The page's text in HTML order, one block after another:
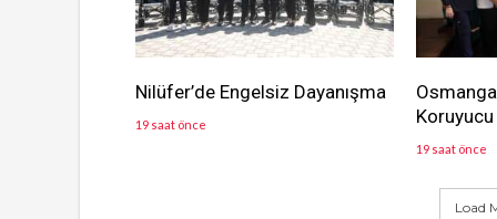
Nilüfer’de Engelsiz Dayanışma
19 saat önce
19 saat önce
Load